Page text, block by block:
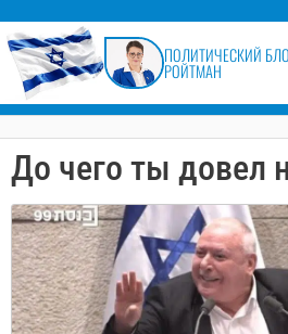
ПОЛИТИЧЕСКИЙ
РОЙТМАН
До чего ты довел